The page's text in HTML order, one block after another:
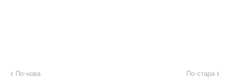
По-нова По-стара